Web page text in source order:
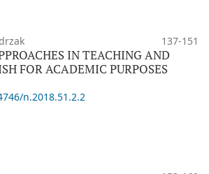
137-151
IN TEACHING AND
FOR ACADEMIC PURPOSES
n.2018.51.2.2